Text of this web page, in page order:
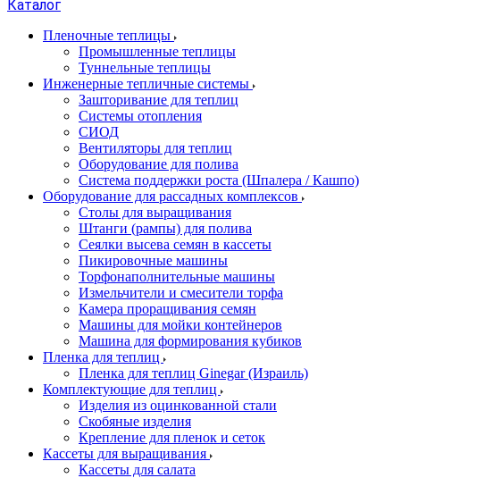
Каталог
Пленочные теплицы
Промышленные теплицы
Туннельные теплицы
Инженерные тепличные системы
Зашторивание для теплиц
Системы отопления
СИОД
Вентиляторы для теплиц
Оборудование для полива
Система поддержки роста (Шпалера / Кашпо)
Оборудование для рассадных комплексов
Столы для выращивания
Штанги (рампы) для полива
Сеялки высева семян в кассеты
Пикировочные машины
Торфонаполнительные машины
Измельчители и смесители торфа
Камера проращивания семян
Машины для мойки контейнеров
Машина для формирования кубиков
Пленка для теплиц
Пленка для теплиц Ginegar (Израиль)
Комплектующие для теплиц
Изделия из оцинкованной стали
Скобяные изделия
Крепление для пленок и сеток
Кассеты для выращивания
Кассеты для салата